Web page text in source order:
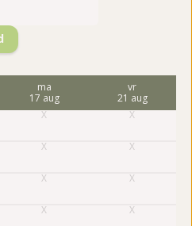
ma
17 aug
vr
21 aug